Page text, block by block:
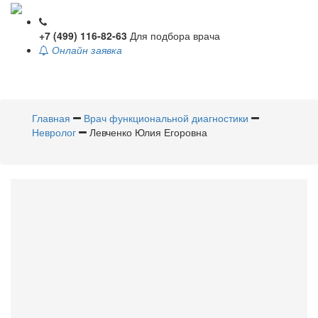
+7 (499) 116-82-63 Для подбора врача
Онлайн заявка
Главная
Врач функциональной диагностики
Невролог
Левченко Юлия Егоровна